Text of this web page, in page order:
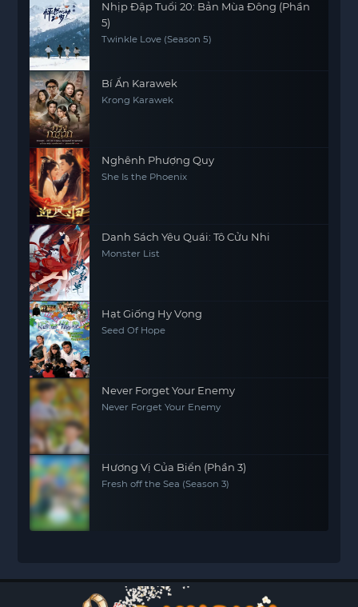
Nhịp Đập Tuổi 20: Bản Mùa Đông (Phần
5)
Twinkle Love (Season 5)
Bí Ẩn Karawek
Krong Karawek
Nghênh Phượng Quy
She Is the Phoenix
Danh Sách Yêu Quái: Tô Cửu Nhi
Monster List
Hạt Giống Hy Vọng
Seed Of Hope
Never Forget Your Enemy
Never Forget Your Enemy
Hương Vị Của Biển (Phần 3)
Fresh off the Sea (Season 3)